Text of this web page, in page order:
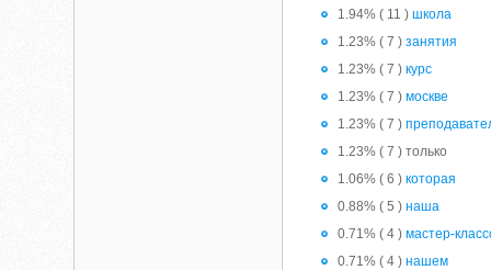
1.94% ( 11 )школа
1.23% ( 7 )занятия
1.23% ( 7 )курс
1.23% ( 7 )москве
1.23% ( 7 )
1.23% ( 7 ) только
1.06% ( 6 )которая
0.88% ( 5 )наша
0.71% ( 4 )мастер-
0.71% ( 4 )нашем